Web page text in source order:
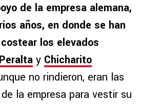
de la empresa alemana,
años, en donde se han
los elevados
y Chicharito
no rindieron, eran las
la empresa para vestir su